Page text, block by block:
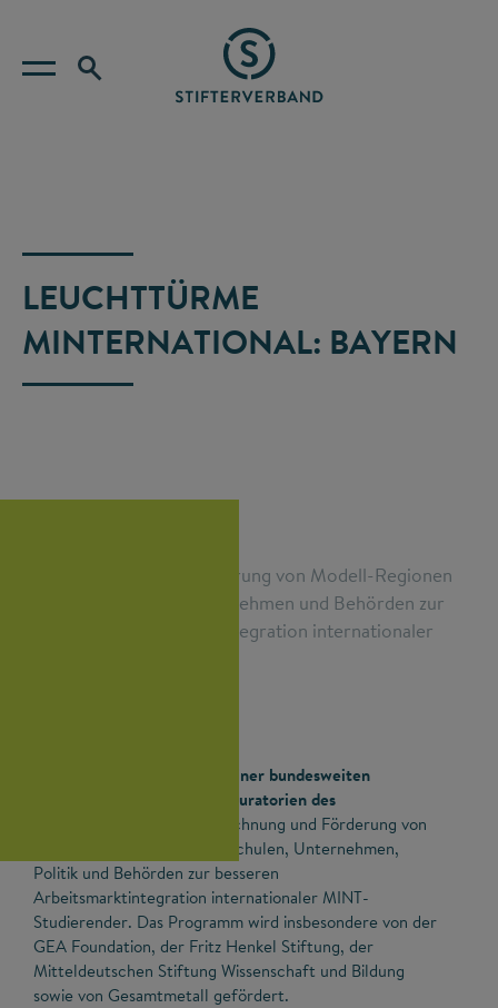
LEUCHTTÜRME
MINTERNATIONAL: BAYERN
Auszeichnung und Förderung von Modell-Regionen
aus Hochschulen, Unternehmen und Behörden zur
besseren Arbeitsmarktintegration internationaler
Die Ausschreibung ist Teil einer bundesweiten
Förderinitiative der Landeskuratorien des
zur Auszeichnung und Förderung von
Modell-Regionen aus Hochschulen, Unternehmen,
Politik und Behörden zur besseren
Arbeitsmarktintegration internationaler MINT-
Studierender. Das Programm wird insbesondere von der
GEA Foundation, der Fritz Henkel Stiftung, der
Mitteldeutschen Stiftung Wissenschaft und Bildung
sowie von Gesamtmetall gefördert.